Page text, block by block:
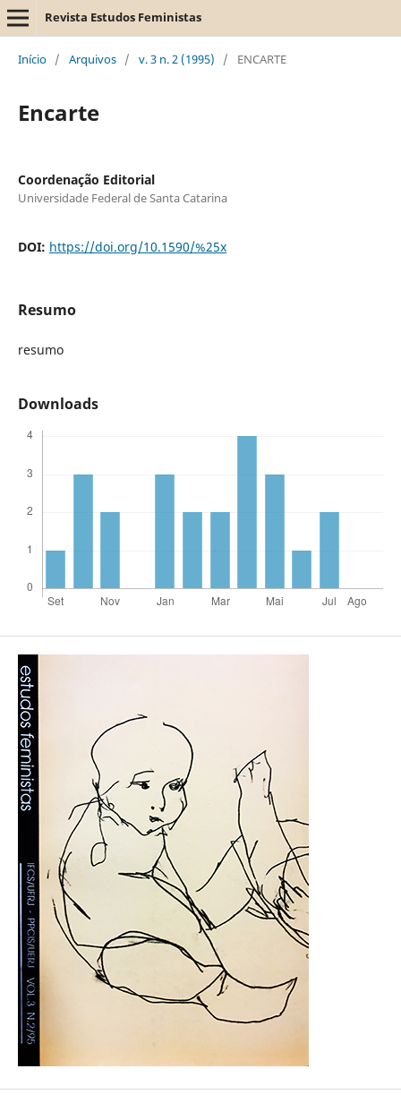
Revista Estudos Feministas
Início / Arquivos / v. 3 n. 2 (1995) / ENCARTE
Encarte
Coordenação Editorial
Universidade Federal de Santa Catarina
DOI: https://doi.org/10.1590/%25x
Resumo
resumo
Downloads